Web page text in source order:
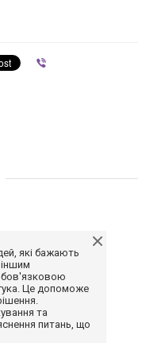
які бажають
Це допоможе
та
питань, що